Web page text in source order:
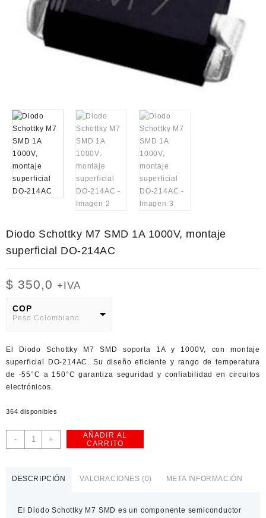
Diodo Schottky M7 SMD 1A 1000V, montaje
superficial DO-214AC
$ 350,0 +IVA
COP
Peso Colombiano
American Dollar
El Diodo Schottky M7 SMD soporta 1A y 1000V, con montaje
superficial DO-214AC. Su diseño eficiente y rango de temperatura
de -55°C a 150°C garantiza seguridad y confiabilidad en circuitos
electrónicos.
364 disponibles
-
Diodo
Schottky
montaje
+
AÑADIR AL
CARRITO
DESCRIPCIÓN VALORACIONES (0) META INFORMACIÓN
El Diodo Schottky M7 SMD es un componente semiconductor